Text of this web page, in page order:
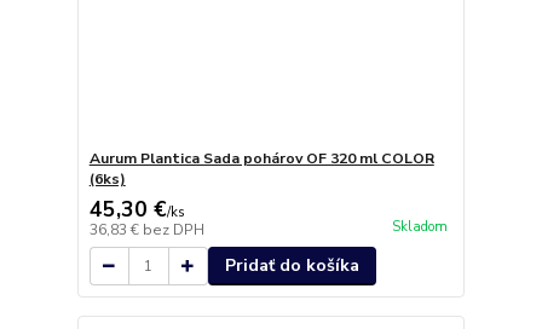
Aurum Plantica Sada pohárov OF 320 ml COLOR
(6ks)
45,30 €/ks
36,83 € bez DPH Skladom
Pridať do košíka